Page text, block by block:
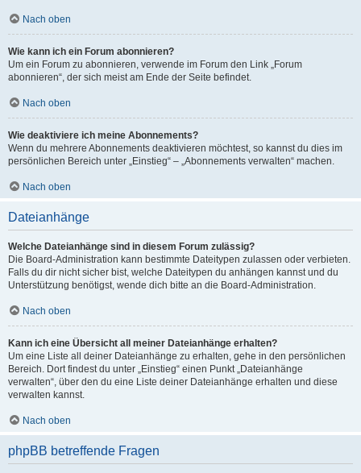
Nach oben
Wie kann ich ein Forum abonnieren?
Um ein Forum zu abonnieren, verwende im Forum den Link „Forum
abonnieren“, der sich meist am Ende der Seite befindet.
Nach oben
Wie deaktiviere ich meine Abonnements?
Wenn du mehrere Abonnements deaktivieren möchtest, so kannst du dies im
persönlichen Bereich unter „Einstieg“ – „Abonnements verwalten“ machen.
Nach oben
Dateianhänge
Welche Dateianhänge sind in diesem Forum zulässig?
Die Board-Administration kann bestimmte Dateitypen zulassen oder verbieten.
Falls du dir nicht sicher bist, welche Dateitypen du anhängen kannst und du
Unterstützung benötigst, wende dich bitte an die Board-Administration.
Nach oben
Kann ich eine Übersicht all meiner Dateianhänge erhalten?
Um eine Liste all deiner Dateianhänge zu erhalten, gehe in den persönlichen
Bereich. Dort findest du unter „Einstieg“ einen Punkt „Dateianhänge
verwalten“, über den du eine Liste deiner Dateianhänge erhalten und diese
verwalten kannst.
Nach oben
phpBB betreffende Fragen